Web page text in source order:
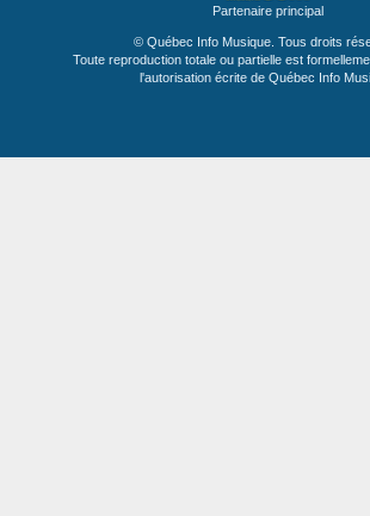
Partenaire principal
© Québec Info Musique. Tous droits
Toute reproduction totale ou partielle est
l'autorisation écrite de Québec Info